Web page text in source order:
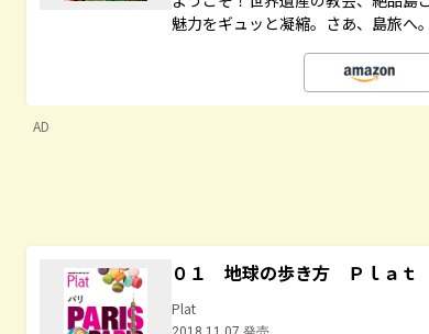
魅力をギュッと凝縮。さあ、島旅へ。
AD
０１ 地球の歩き方 Ｐｌａｔ
Plat